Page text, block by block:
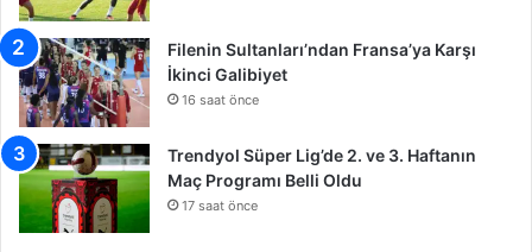
Filenin Sultanları’ndan Fransa’ya Karşı
İkinci Galibiyet
16 saat önce
Trendyol Süper Lig’de 2. ve 3. Haftanın
Maç Programı Belli Oldu
17 saat önce